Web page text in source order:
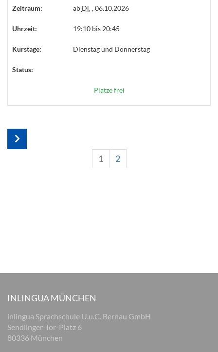
Zeitraum: ab Di., 06.10.2026
Uhrzeit: 19:10 bis 20:45
Kurstage: Dienstag und Donnerstag
Status:
Plätze frei
1 2
INLINGUA MÜNCHEN
inlingua Sprachschule U.u.C. Bernau GmbH
Sendlinger-Tor-Platz 6
80336 München